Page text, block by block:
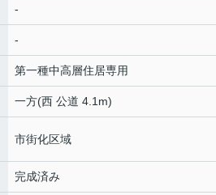
-
-
第一種中高層住居専用
一方(西 公道 4.1m)
市街化区域
完成済み